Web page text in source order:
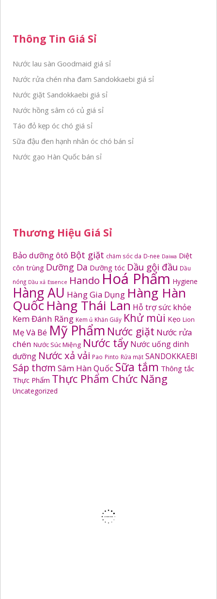
Thông Tin Giá Sỉ
Nước lau sàn Goodmaid giá sỉ
Nước rửa chén nha đam Sandokkaebi giá sỉ
Nước giặt Sandokkaebi giá sỉ
Nước hồng sâm có củ giá sỉ
Táo đỏ kẹp óc chó giá sỉ
Sữa đậu đen hạnh nhân óc chó bán sỉ
Nước gạo Hàn Quốc bán sỉ
Thương Hiệu Giá Sỉ
Bảo dưỡng ôtô Bột giặt chăm sóc da D-nee Daiwa Diệt
côn trùng Dưỡng Da Dưỡng tóc Dầu gội đầu Dầu
nóng Dầu xả Essence Hando Hoá Phẩm Hygiene
Hàng AU Hàng Gia Dụng Hàng Hàn
Quốc Hàng Thái Lan Hỗ trợ sức khỏe
Kem Đánh Răng Kem ủ Khăn Giấy Khử mùi Kẹo Lion
Mẹ Và Bé Mỹ Phẩm Nước giặt Nước rửa
chén Nước Súc Miệng Nước tẩy Nước uống dinh
dưỡng Nước xả vải Pao Pinto Rửa mặt SANDOKKAEBI
Sáp thơm Sâm Hàn Quốc Sữa tắm Thông tắc
Thực Phẩm Thực Phẩm Chức Năng
Uncategorized